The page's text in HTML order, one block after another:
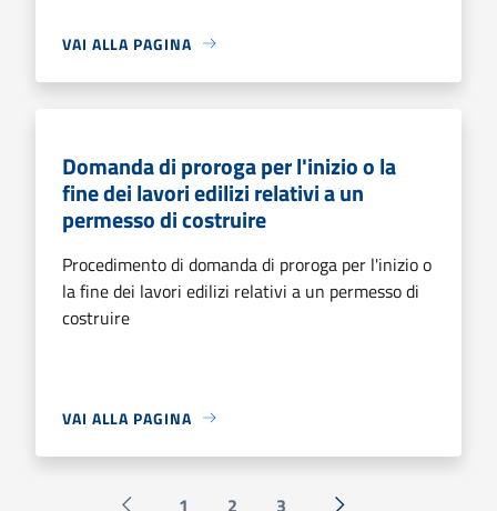
VAI ALLA PAGINA
Domanda di proroga per l'inizio o la
fine dei lavori edilizi relativi a un
permesso di costruire
Procedimento di domanda di proroga per l'inizio o
la fine dei lavori edilizi relativi a un permesso di
costruire
VAI ALLA PAGINA
1 2 3